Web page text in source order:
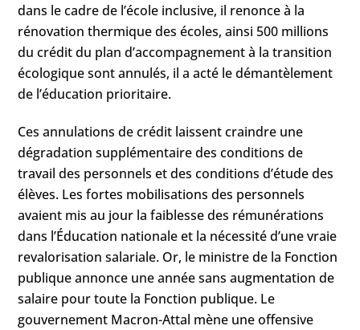
dans le cadre de l’école inclusive, il renonce à la
rénovation thermique des écoles, ainsi 500 millions
du crédit du plan d’accompagnement à la transition
écologique sont annulés, il a acté le démantèlement
de l’éducation prioritaire.
Ces annulations de crédit laissent craindre une
dégradation supplémentaire des conditions de
travail des personnels et des conditions d’étude des
élèves. Les fortes mobilisations des personnels
avaient mis au jour la faiblesse des rémunérations
dans l’Éducation nationale et la nécessité d’une vraie
revalorisation salariale. Or, le ministre de la Fonction
publique annonce une année sans augmentation de
salaire pour toute la Fonction publique. Le
gouvernement Macron-Attal mène une offensive